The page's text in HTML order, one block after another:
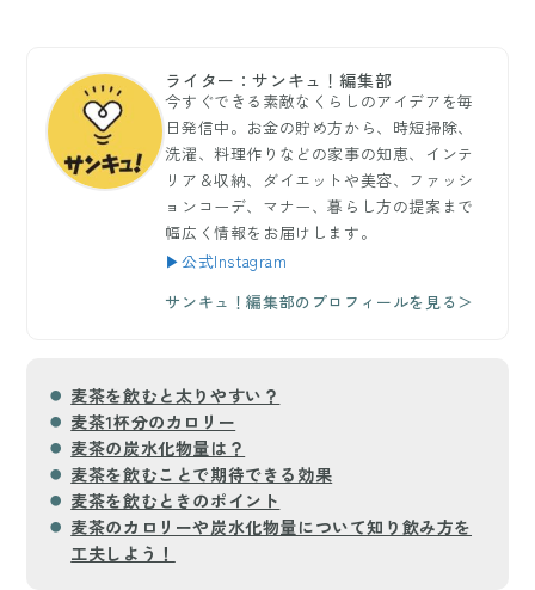
ライター：サンキュ！編集部
今すぐできる素敵なくらしのアイデアを毎
日発信中。お金の貯め方から、時短掃除、
洗濯、料理作りなどの家事の知恵、インテ
リア＆収納、ダイエットや美容、ファッシ
ョンコーデ、マナー、暮らし方の提案まで
幅広く情報をお届けします。
▶公式Instagram
サンキュ！編集部のプロフィールを見る＞
麦茶を飲むと太りやすい？
麦茶1杯分のカロリー
麦茶の炭水化物量は？
麦茶を飲むことで期待できる効果
麦茶を飲むときのポイント
麦茶のカロリーや炭水化物量について知り飲み方を
工夫しよう！